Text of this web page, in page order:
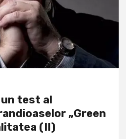
test al
„Green
(II)